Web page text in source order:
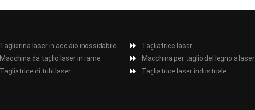
Taglierina laser in acciaio inossidabile
Macchina da taglio laser in rame
Tagliatrice di tubi laser
Tagliatrice laser
Macchina per taglio del legno a laser
Tagliatrice laser industriale